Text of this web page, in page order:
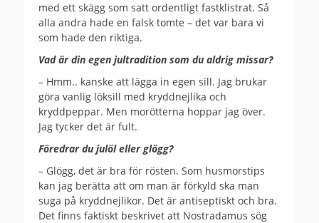
med ett skägg som satt ordentligt fastklistrat. Så
alla andra hade en falsk tomte – det var bara vi
som hade den riktiga.
Vad är din egen jultradition som du aldrig missar?
– Hmm.. kanske att lägga in egen sill. Jag brukar
göra vanlig löksill med kryddnejlika och
kryddpeppar. Men morötterna hoppar jag över.
Jag tycker det är fult.
Föredrar du julöl eller glögg?
– Glögg, det är bra för rösten. Som husmorstips
kan jag berätta att om man är förkyld ska man
suga på kryddnejlikor. Det är antiseptiskt och bra.
Det finns faktiskt beskrivet att Nostradamus sög